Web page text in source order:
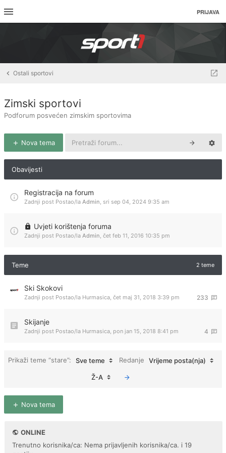
PRIJAVA
Ostali sportovi
Zimski sportovi
Podforum posvećen zimskim sportovima
Nova tema
Obavijesti
Registracija na forum
Zadnji post Postao/la Admin, sri sep 04, 2024 9:35 am
Uvjeti korištenja foruma
Zadnji post Postao/la Admin, čet feb 11, 2016 10:35 pm
Teme 2 teme
Ski Skokovi
233
Zadnji post Postao/la Hurmasica, čet maj 31, 2018 3:39 pm
Skijanje
4
Zadnji post Postao/la Hurmasica, pon jan 15, 2018 8:41 pm
Prikaži teme “stare”: Sve teme Redanje Vrijeme posta(nja)
Ž-A
Nova tema
ONLINE
Trenutno korisnika/ca: Nema prijavljenih korisnika/ca. i 19